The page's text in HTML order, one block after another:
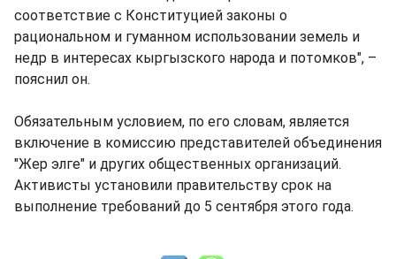
соответствие с Конституцией законы о
рациональном и гуманном использовании земель и
недр в интересах кыргызского народа и потомков", –
пояснил он.
Обязательным условием, по его словам, является
включение в комиссию представителей объединения
"Жер элге" и других общественных организаций.
Активисты установили правительству срок на
выполнение требований до 5 сентября этого года.